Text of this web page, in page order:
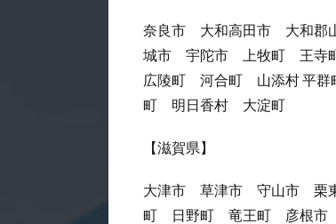
奈良市 大和高田市 大和
城市 宇陀市 上牧町 王寺
広陵町 河合町 山添村 平
町 明日香村 大淀町
【滋賀県】
大津市 草津市 守山市 栗
町 日野町 竜王町 彦根市